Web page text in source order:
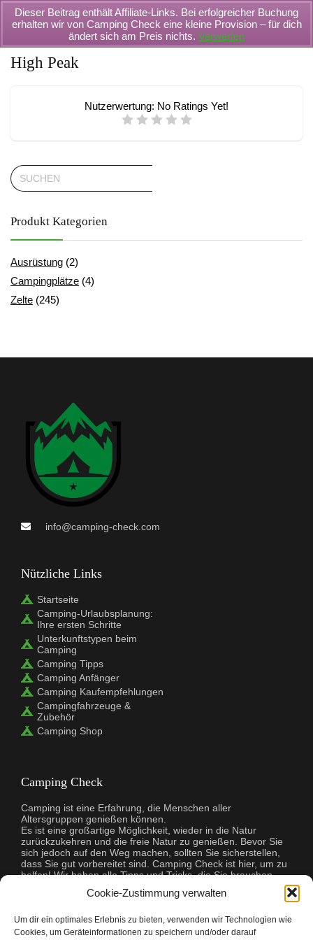
Cookie-Zustimmung verwalten
Um dir ein optimales Erlebnis zu bieten, verwenden wir Technologien wie
Cookies, um Geräteinformationen zu speichern und/oder darauf
Dieser Beitrag enthält Affiliate-Links. Bei erfolgreicher Buchung
erhalten wir von Camping Check eine kleine Provision – für dich
ändert sich am Preis nichts. Verwerfen
High Peak
Nutzerwertung: No Ratings Yet!
Produkt Kategorien
Ausrüstung (2)
Campingplätze (4)
Zelte (245)
info@camping-check.com
Nützliche Links
Startseite
Camping-Urlaubsplanung:
Ihre ersten Schritte
Unterkunftstypen beim
Camping
Camping Tipps
Camping Anfänger
Camping Kaufempfehlungen
Campingfahrzeuge &
Zubehör
Camping Shop
Camping Check
Camping ist eine Erfahrung, die Menschen aller
Altersgruppen genießen können.
Es ist eine großartige Möglichkeit, wieder in die Natur
zurückzukehren und die freie Natur zu genießen. Bevor Sie
sich jedoch auf den Weg machen, sollten Sie sicherstellen,
dass Sie gut vorbereitet sind. Camping Check ist hier, um zu
helfen! Wir haben alle Tipps und Tricks, die Sie brauchen,
bei der Auswahl der richtigen Ausrüstung, bei der Planung
perfekten Campingplatz. Egal, ob Sie zum ersten Mal
campen oder ein erfahrener Profi sind, Camping Check hat